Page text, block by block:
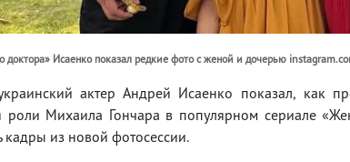
доктора» Исаенко показал редкие фото с женой и дочерью
актер Андрей Исаенко показал, как
роли Михаила Гончара в популярном сериале
кадры из новой фотосессии.